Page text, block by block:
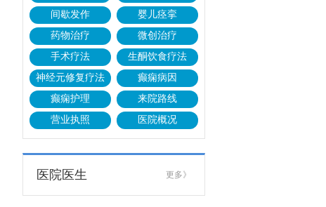
间歇发作
婴儿痉挛
药物治疗
微创治疗
手术疗法
生酮饮食疗法
神经元修复疗法
癫痫病因
癫痫护理
来院路线
营业执照
医院概况
医院医生 更多》